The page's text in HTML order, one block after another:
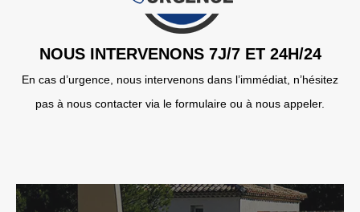
NOUS INTERVENONS 7J/7 ET 24H/24
En cas d’urgence, nous intervenons dans l’immédiat, n’hésitez
pas à nous contacter via le formulaire ou à nous appeler.